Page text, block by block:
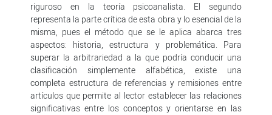
riguroso en la teoría psicoanalista. El segundo
representa la parte crítica de esta obra y lo esencial de la
misma, pues el método que se le aplica abarca tres
aspectos: historia, estructura y problemática. Para
superar la arbitrariedad a la que podría conducir una
clasificación simplemente alfabética, existe una
completa estructura de referencias y remisiones entre
artículos que permite al lector establecer las relaciones
significativas entre los conceptos y orientarse en las